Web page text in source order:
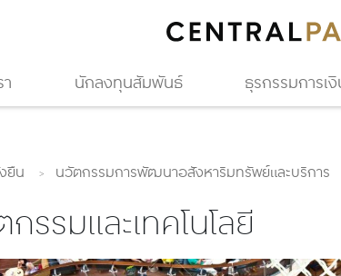
นักลงทุนสัมพันธ์ ธุรกรรมการเ
ยืน นวัตกรรมการพัฒนาอสังหาริมทรัพย์และบริการ
รรมและเทคโนโลยี